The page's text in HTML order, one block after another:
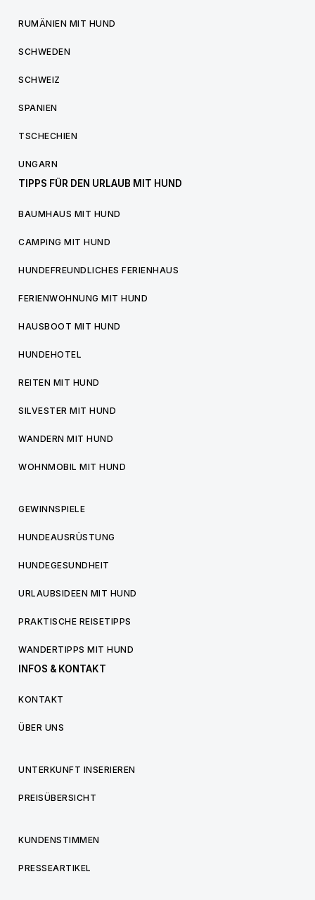
RUMÄNIEN MIT HUND
SCHWEDEN
SCHWEIZ
SPANIEN
TSCHECHIEN
UNGARN
TIPPS FÜR DEN URLAUB MIT HUND
BAUMHAUS MIT HUND
CAMPING MIT HUND
HUNDEFREUNDLICHES FERIENHAUS
FERIENWOHNUNG MIT HUND
HAUSBOOT MIT HUND
HUNDEHOTEL
REITEN MIT HUND
SILVESTER MIT HUND
WANDERN MIT HUND
WOHNMOBIL MIT HUND
GEWINNSPIELE
HUNDEAUSRÜSTUNG
HUNDEGESUNDHEIT
URLAUBSIDEEN MIT HUND
PRAKTISCHE REISETIPPS
WANDERTIPPS MIT HUND
INFOS & KONTAKT
KONTAKT
ÜBER UNS
UNTERKUNFT INSERIEREN
PREISÜBERSICHT
KUNDENSTIMMEN
PRESSEARTIKEL